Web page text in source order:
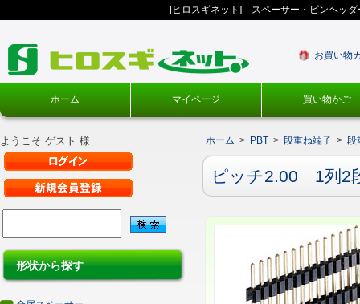
[ヒロスギネット] スペーサー・ピンヘッ
お買い物
ホーム マイページ 買い物かご
ようこそ ゲスト 様
形状から探す
ホーム > PBT > 段重ね端子 > 段
ピッチ2.00 1列2